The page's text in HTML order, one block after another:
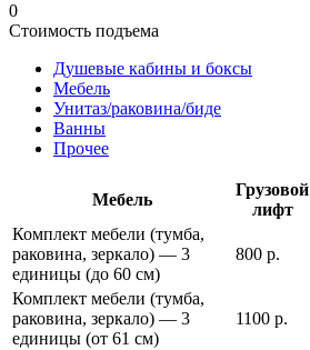
0
Стоимость подъема
Душевые кабины и боксы
Мебель
Унитаз/раковина/биде
Ванны
Прочее
Мебель
Грузовой
лифт
Комплект мебели (тумба,
раковина, зеркало) — 3
единицы (до 60 см)
800 р.
Комплект мебели (тумба,
раковина, зеркало) — 3
единицы (от 61 см)
1100 р.